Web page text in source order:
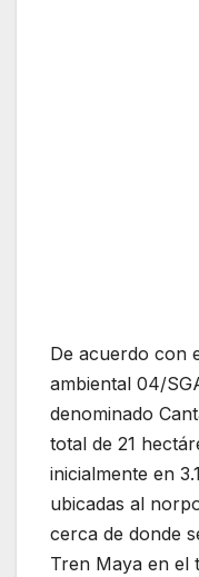
De acuerdo con
ambiental 04/
denominado
total de 21
inicialmente en
ubicadas al
cerca de donde
Tren Maya en el